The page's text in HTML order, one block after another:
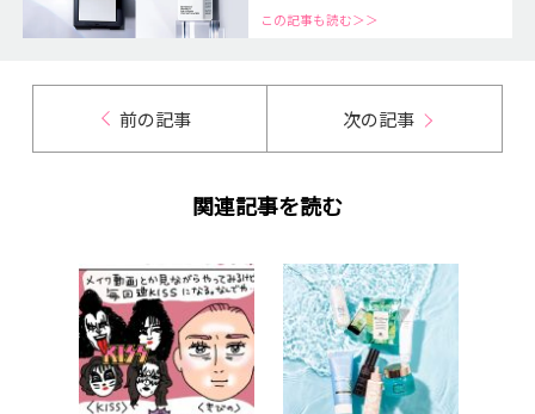
この記事も読む＞＞
前の記事 次の記事
関連記事を読む